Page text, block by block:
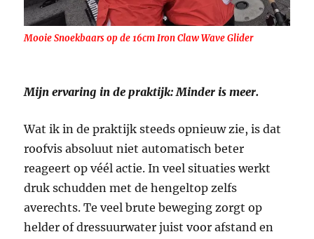
Mooie Snoekbaars op de 16cm Iron Claw Wave Glider
Mijn ervaring in de praktijk: Minder is meer.
Wat ik in de praktijk steeds opnieuw zie, is dat
roofvis absoluut niet automatisch beter
reageert op véél actie. In veel situaties werkt
druk schudden met de hengeltop zelfs
averechts. Te veel brute beweging zorgt op
helder of dressuurwater juist voor afstand en